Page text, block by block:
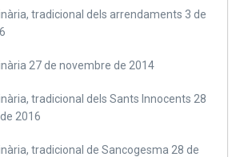
tradicional dels arrendaments 3 de
27 de novembre de 2014
tradicional dels Sants Innocents 28
2016
tradicional de Sancogesma 28 de